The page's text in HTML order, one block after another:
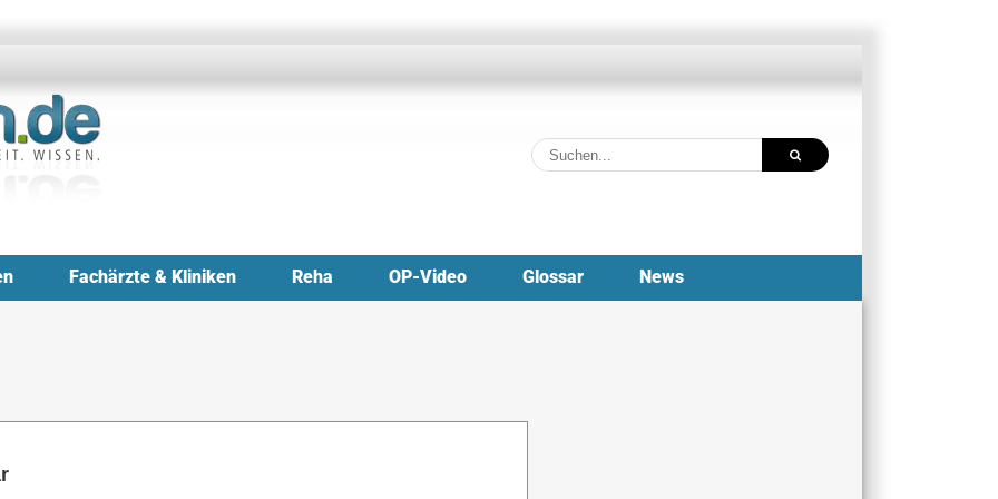
Suche
nach:
Fachärzte & Kliniken Reha OP-Video Glossar News